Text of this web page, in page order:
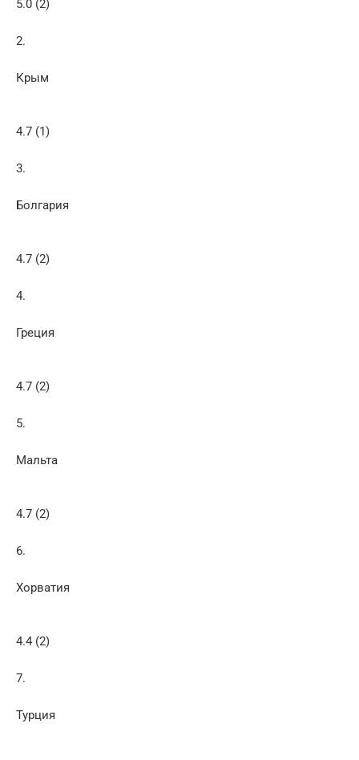
5.0 (2)
2.
Крым
4.7 (1)
3.
Болгария
4.7 (2)
4.
Греция
4.7 (2)
5.
Мальта
4.7 (2)
6.
Хорватия
4.4 (2)
7.
Турция